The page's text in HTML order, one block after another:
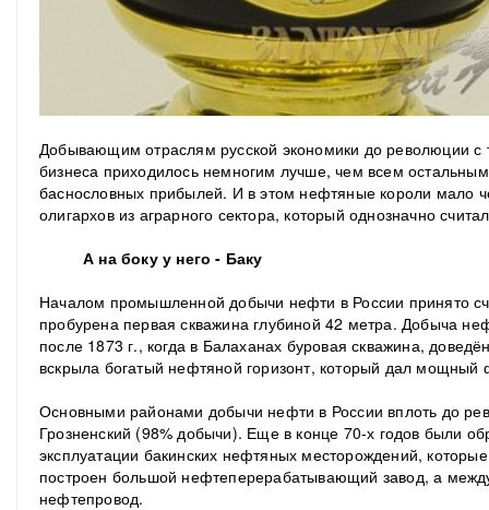
Добывающим отраслям русской экономики до революции с
бизнеса приходилось немногим лучше, чем всем
баснословных прибылей. И в этом нефтяные короли мало
олигархов из аграрного сектора, который однозначно
А на боку у него - Баку
Началом промышленной добычи нефти в России принято
пробурена первая скважина глубиной 42 метра. Добыча
после 1873 г., когда в Балаханах буровая скважина,
вскрыла богатый нефтяной горизонт, который дал
Основными районами добычи нефти в России вплоть до
Грозненский (98% добычи). Еще в конце 70-х годов были
эксплуатации бакинских нефтяных месторождений,
построен большой нефтеперерабатывающий завод, а
нефтепровод.